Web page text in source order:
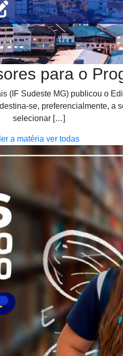
para o
Sudeste MG) publicou o
se, preferencialmente, a
selecionar […]
ler a matéria ver todas